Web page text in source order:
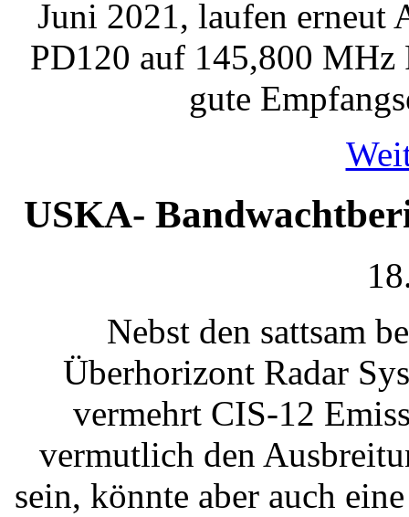
Juni 2021, laufen erneut
PD120 auf 145,800 MHz
gute
USKA-
Nebst den sattsam
Überhorizont Radar
vermehrt CIS-12
vermutlich den
sein, könnte aber auch